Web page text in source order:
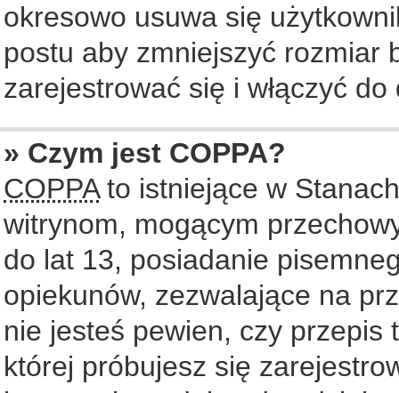
okresowo usuwa się
postu aby zmniejszyć rozmiar
zarejestrować się i włączyć
» Czym jest COPPA?
COPPAto istniejące w
witrynom, mogącym
do lat 13, posiadanie
opiekunów, zezwalające na
nie jesteś pewien, czy przepis
której próbujesz się